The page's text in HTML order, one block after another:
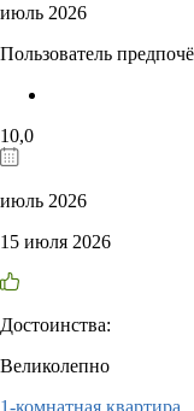
июль 2026
Пользователь
10,0
июль 2026
15 июля 2026
Достоинства:
Великолепно
1-комнатная квартира